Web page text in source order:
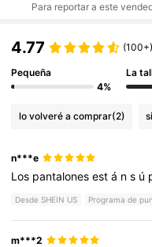
Para reportar a este
4.77 (100+)
Pequeña
4%
La
lo volveré a comprar(2)
n***e
Los pantalonesestá ns ú
Desde SHEIN US Programa de
m***2